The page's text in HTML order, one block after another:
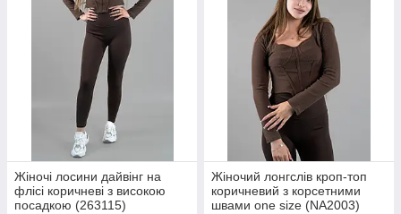
Жіночі лосини дайвінг на
флісі коричневі з високою
посадкою (263115)
Жіночий лонгслів кроп-топ
коричневий з корсетними
швами one size (NA2003)